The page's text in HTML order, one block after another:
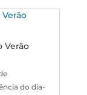
Verão
do dia-